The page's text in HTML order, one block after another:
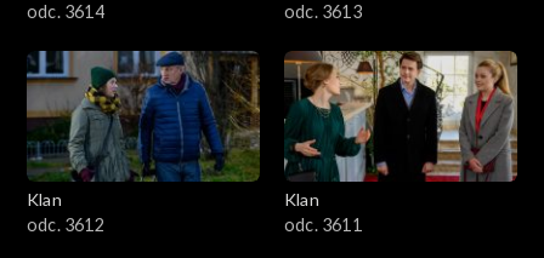
odc. 3614
odc. 3613
Klan
odc. 3612
Klan
odc. 3611